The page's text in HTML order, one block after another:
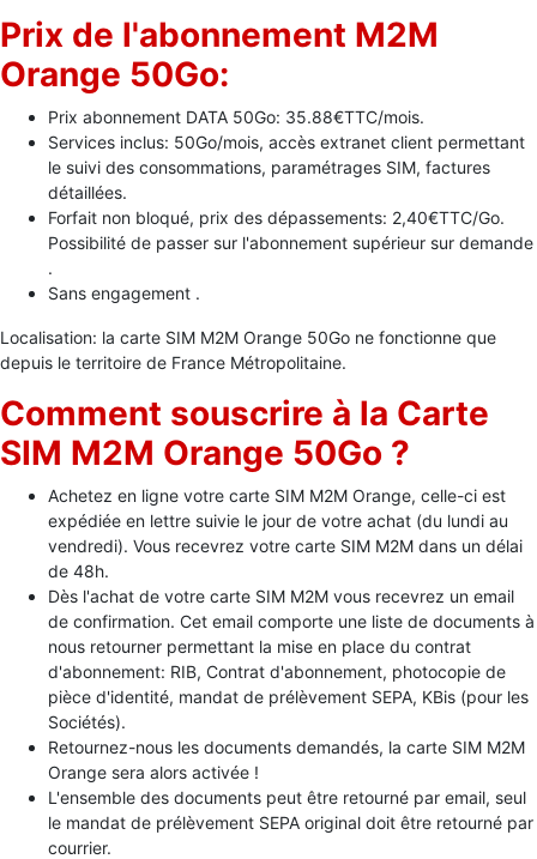
Prix de l'abonnement M2M
Orange 50Go:
Prix abonnement DATA 50Go: 35.88€TTC/mois.
Services inclus: 50Go/mois, accès extranet client permettant
le suivi des consommations, paramétrages SIM, factures
détaillées.
Forfait non bloqué, prix des dépassements: 2,40€TTC/Go.
Possibilité de passer sur l'abonnement supérieur sur demande
.
Sans engagement .
Localisation: la carte SIM M2M Orange 50Go ne fonctionne que
depuis le territoire de France Métropolitaine.
Comment souscrire à la Carte
SIM M2M Orange 50Go ?
Achetez en ligne votre carte SIM M2M Orange, celle-ci est
expédiée en lettre suivie le jour de votre achat (du lundi au
vendredi). Vous recevrez votre carte SIM M2M dans un délai
de 48h.
Dès l'achat de votre carte SIM M2M vous recevrez un email
de confirmation. Cet email comporte une liste de documents à
nous retourner permettant la mise en place du contrat
d'abonnement: RIB, Contrat d'abonnement, photocopie de
pièce d'identité, mandat de prélèvement SEPA, KBis (pour les
Sociétés).
Retournez-nous les documents demandés, la carte SIM M2M
Orange sera alors activée !
L'ensemble des documents peut être retourné par email, seul
le mandat de prélèvement SEPA original doit être retourné par
courrier.